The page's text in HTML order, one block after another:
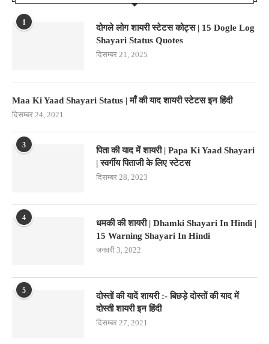
1
दोगले लोग शायरी स्टेटस कोट्स | 15 Dogle Log
Shayari Status Quotes
दिसम्बर 21, 2025
Maa Ki Yaad Shayari Status | माँ की याद शायरी स्टेटस इन हिंदी
दिसम्बर 24, 2021
3
पिता की याद में शायरी | Papa Ki Yaad Shayari
| स्वर्गीय पिताजी के लिए स्टेटस
दिसम्बर 28, 2023
4
धमकी की शायरी | Dhamki Shayari In Hindi |
15 Warning Shayari In Hindi
जनवरी 3, 2022
5
दोस्तों की यादें शायरी :- बिछड़े दोस्तों की याद में
दोस्ती शायरी इन हिंदी
दिसम्बर 27, 2021